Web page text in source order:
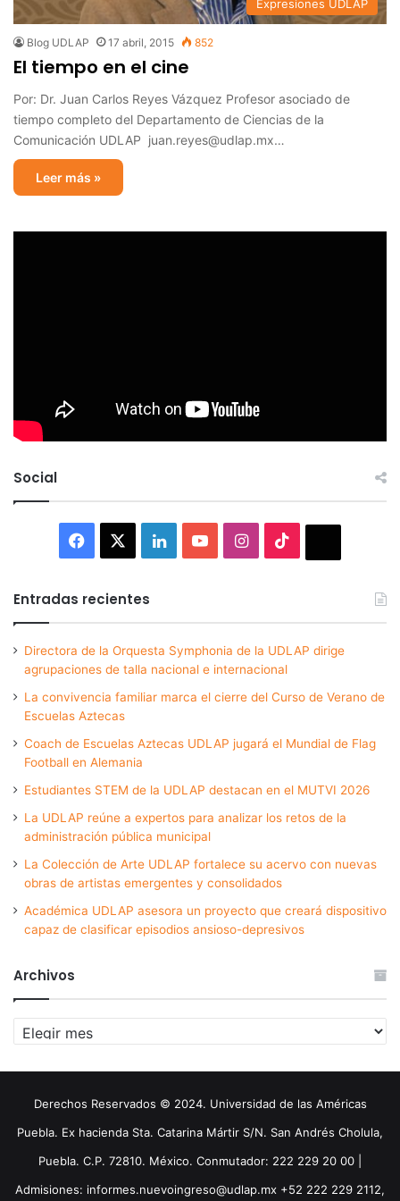
Expresiones UDLAP
Blog UDLAP 17 abril, 2015 852
El tiempo en el cine
Por: Dr. Juan Carlos Reyes Vázquez Profesor asociado de
tiempo completo del Departamento de Ciencias de la
Comunicación UDLAP juan.reyes@udlap.mx…
Leer más »
Social
Facebook LinkedInYouTubeInstagram
Entradas recientes
Directora de la Orquesta Symphonia de la UDLAP dirige
agrupaciones de talla nacional e internacional
La convivencia familiar marca el cierre del Curso de Verano de
Escuelas Aztecas
Coach de Escuelas Aztecas UDLAP jugará el Mundial de Flag
Football en Alemania
Estudiantes STEM de la UDLAP destacan en el MUTVI 2026
La UDLAP reúne a expertos para analizar los retos de la
administración pública municipal
La Colección de Arte UDLAP fortalece su acervo con nuevas
obras de artistas emergentes y consolidados
Académica UDLAP asesora un proyecto que creará dispositivo
capaz de clasificar episodios ansioso-depresivos
Archivos
Archivos
Derechos Reservados © 2024. Universidad de las Américas
Puebla. Ex hacienda Sta. Catarina Mártir S/N. San Andrés Cholula,
Puebla. C.P. 72810. México. Conmutador: 222 229 20 00 |
Admisiones: informes.nuevoingreso@udlap.mx +52 222 229 2112,